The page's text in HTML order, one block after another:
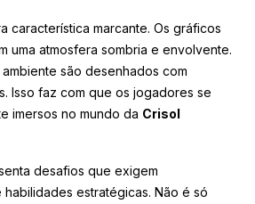
característica marcante. Os gráficos
uma atmosfera sombria e envolvente.
são desenhados com
Isso faz com que os jogadores se
imersos no mundo da Crisol
desafios que exigem
estratégicas. Não é só